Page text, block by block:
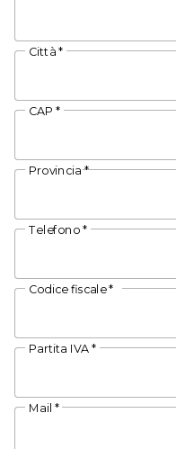
Città *
CAP *
Telefono *
Codice fiscale *
Partita IVA *
Mail *